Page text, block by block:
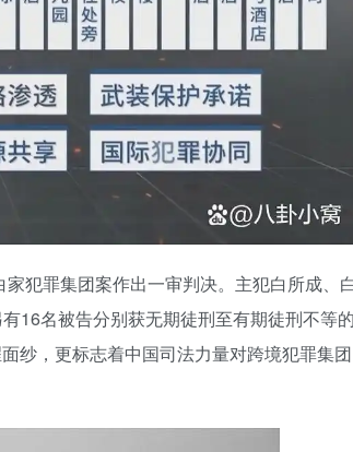
犯罪集团案作出一审判决。主犯白所成、
16名被告分别获无期徒刑至有期徒刑不等
纱，更标志着中国司法力量对跨境犯罪集团